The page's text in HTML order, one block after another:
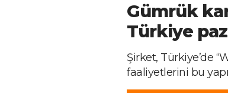
Gümrük
Türkiye
Şirket, Türkiye’de
faaliyetlerini bu